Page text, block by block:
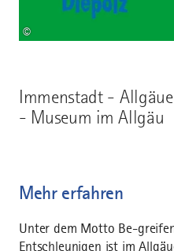
Immenstadt -
- Museum im Allgäu
Mehr erfahren
Unter dem Motto Be-
Entschleunigen ist im
©